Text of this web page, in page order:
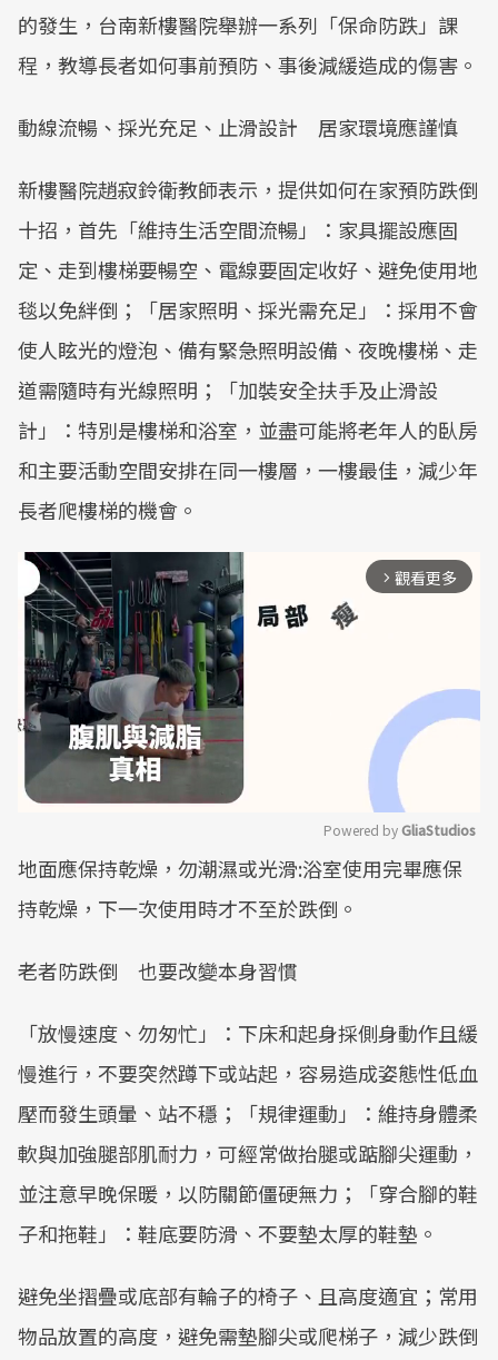
的發生，台南新樓醫院舉辦一系列「保命防跌」課
程，教導長者如何事前預防、事後減緩造成的傷害。
動線流暢、採光充足、止滑設計 居家環境應謹慎
新樓醫院趙寂鈴衛教師表示，提供如何在家預防跌倒
十招，首先「維持生活空間流暢」：家具擺設應固
定、走到樓梯要暢空、電線要固定收好、避免使用地
毯以免絆倒；「居家照明、採光需充足」：採用不會
使人眩光的燈泡、備有緊急照明設備、夜晚樓梯、走
道需隨時有光線照明；「加裝安全扶手及止滑設
計」：特別是樓梯和浴室，並盡可能將老年人的臥房
和主要活動空間安排在同一樓層，一樓最佳，減少年
長者爬樓梯的機會。
arrow_forward_ios 觀看更多
Mute
Powered by GliaStudios
地面應保持乾燥，勿潮濕或光滑:浴室使用完畢應保
持乾燥，下一次使用時才不至於跌倒。
老者防跌倒 也要改變本身習慣
「放慢速度、勿匆忙」：下床和起身採側身動作且緩
慢進行，不要突然蹲下或站起，容易造成姿態性低血
壓而發生頭暈、站不穩；「規律運動」：維持身體柔
軟與加強腿部肌耐力，可經常做抬腿或踮腳尖運動，
並注意早晚保暖，以防關節僵硬無力；「穿合腳的鞋
子和拖鞋」：鞋底要防滑、不要墊太厚的鞋墊。
避免坐摺疊或底部有輪子的椅子、且高度適宜；常用
物品放置的高度，避免需墊腳尖或爬梯子，減少跌倒